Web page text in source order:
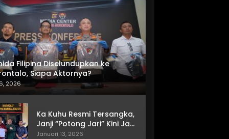
Filipina Diselundupkan ke
Siapa Aktornya?
2026
Ka Kuhu Resmi Tersangka,
Janji “Potong Jari” Kini Jadi
Bumerang
Januari 13, 2026